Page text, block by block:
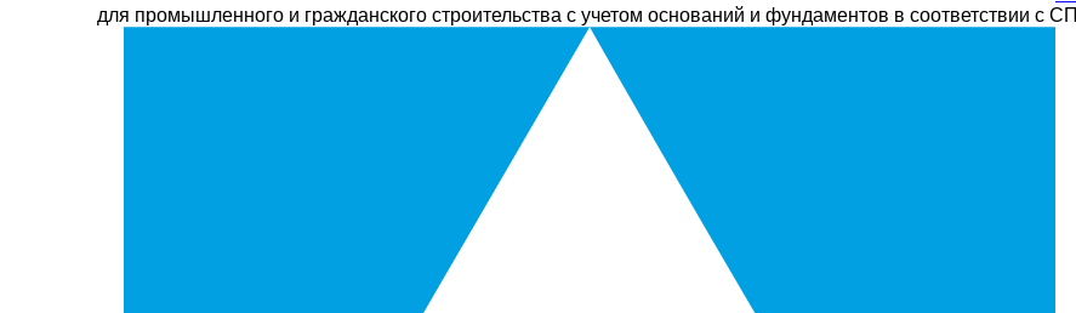
для промышленного и гражданского строительства с учетом оснований и фундаментов в соответствии с СП